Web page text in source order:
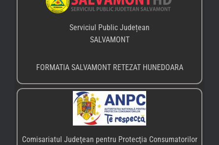
Serviciul Public Județean
SALVAMONT
FORMATIA SALVAMONT RETEZAT HUNEDOARA
Comisariatul Judeţean pentru Protecţia Consumatorilor